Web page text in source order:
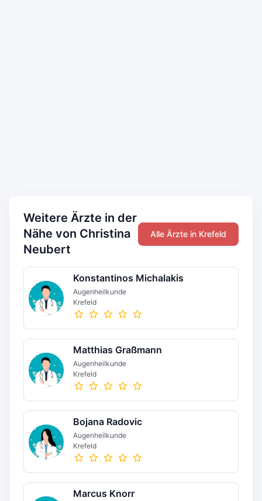
Weitere Ärzte in der
Nähe von Christina
Neubert
Alle Ärzte in Krefeld
Konstantinos Michalakis
Augenheilkunde
Krefeld
Matthias Graßmann
Augenheilkunde
Krefeld
Bojana Radovic
Augenheilkunde
Krefeld
Marcus Knorr